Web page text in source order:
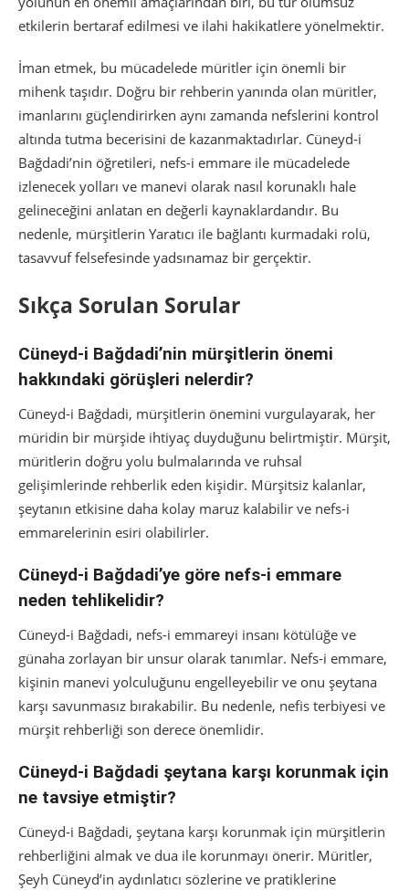
etkilerin bertaraf edilmesi ve ilahi hakikatlere yönelmektir.
İman etmek, bu mücadelede müritler için önemli bir
mihenk taşıdır. Doğru bir rehberin yanında olan müritler,
imanlarını güçlendirirken aynı zamanda nefslerini kontrol
altında tutma becerisini de kazanmaktadırlar. Cüneyd-i
Bağdadi’nin öğretileri, nefs-i emmare ile mücadelede
izlenecek yolları ve manevi olarak nasıl korunaklı hale
gelineceğini anlatan en değerli kaynaklardandır. Bu
nedenle, mürşitlerin Yaratıcı ile bağlantı kurmadaki rolü,
tasavvuf felsefesinde yadsınamaz bir gerçektir.
Sıkça Sorulan Sorular
Cüneyd-i Bağdadi’nin mürşitlerin önemi
hakkındaki görüşleri nelerdir?
Cüneyd-i Bağdadi, mürşitlerin önemini vurgulayarak, her
müridin bir mürşide ihtiyaç duyduğunu belirtmiştir. Mürşit,
müritlerin doğru yolu bulmalarında ve ruhsal
gelişimlerinde rehberlik eden kişidir. Mürşitsiz kalanlar,
şeytanın etkisine daha kolay maruz kalabilir ve nefs-i
emmarelerinin esiri olabilirler.
Cüneyd-i Bağdadi’ye göre nefs-i emmare
neden tehlikelidir?
Cüneyd-i Bağdadi, nefs-i emmareyi insanı kötülüğe ve
günaha zorlayan bir unsur olarak tanımlar. Nefs-i emmare,
kişinin manevi yolculuğunu engelleyebilir ve onu şeytana
karşı savunmasız bırakabilir. Bu nedenle, nefis terbiyesi ve
mürşit rehberliği son derece önemlidir.
Cüneyd-i Bağdadi şeytana karşı korunmak için
ne tavsiye etmiştir?
Cüneyd-i Bağdadi, şeytana karşı korunmak için mürşitlerin
rehberliğini almak ve dua ile korunmayı önerir. Müritler,
Şeyh Cüneyd’in aydınlatıcı sözlerine ve pratiklerine